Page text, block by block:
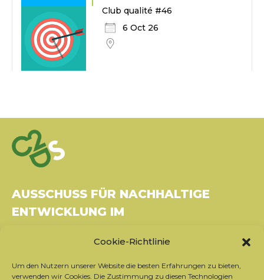
Cookie-Richtlinie
Um den Nutzern unserer Website die besten Erfahrungen zu bieten,
verwenden wir Cookies. Die Zustimmung zu diesen Technologien
Club qualité #46
6 Oct 26
AUSSCHUSS FÜR NACHHALTIGE
ENTWICKLUNG IM
37270 Montlouis-sur-Loire